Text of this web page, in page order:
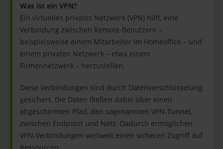
Was ist ein VPN?
Ein virtuelles privates Netzwerk (VPN) hilft, eine
Verbindung zwischen Remote-Benutzern –
beispielsweise einem Mitarbeiter im Homeoffice – und
einem privaten Netzwerk – etwa einem
Firmennetzwerk – herzustellen.
Diese Verbindungen sind durch Datenverschlüsselung
gesichert. Die Daten fließen dabei über einen
abgeschirmten Pfad, den sogenannten VPN-Tunnel,
zwischen Endpoint und Netz. Dadurch ermöglichen
VPN-Verbindungen weltweit einen sicheren Zugriff auf